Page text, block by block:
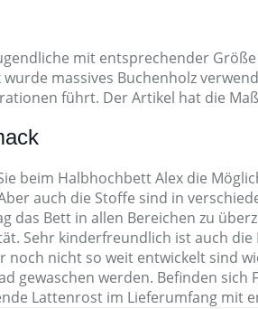
mit entsprechender
massives Buchenholz
führt. Der Artikel hat die
Halbhochbett Alex die
auch die Stoffe sind in
das Bett in allen Bereichen zu
Sehr kinderfreundlich ist auch
nicht so weit entwickelt sind
gewaschen werden. Befinden
Lattenrost im Lieferumfang mit